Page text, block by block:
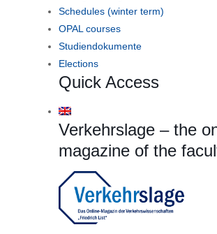
Schedules (winter term)
OPAL courses
Studiendokumente
Elections
Quick Access
Verkehrslage – the
magazine of the